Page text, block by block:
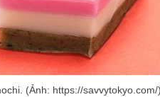
(Ảnh: https://